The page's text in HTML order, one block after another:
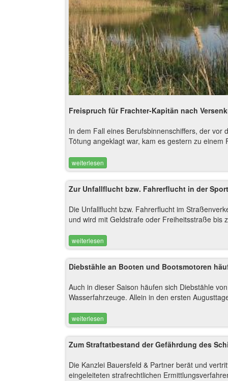
Freispruch für Frachter-Kapitän nach
In dem Fall eines Berufsbinnenschiffers, der vor
Tötung angeklagt war, kam es gestern zu
weiterlesen
Zur Unfallflucht bzw. Fahrerflucht in der
Die Unfallflucht bzw. Fahrerflucht im
und wird mit Geldstrafe oder Freiheitsstraße bis
weiterlesen
Diebstähle an Booten und Bootsmotoren
Auch in dieser Saison häufen sich Diebstähle
Wasserfahrzeuge. Allein in den ersten
weiterlesen
Zum Straftatbestand der Gefährdung des
Die Kanzlei Bauersfeld & Partner berät und
eingeleiteten strafrechtlichen